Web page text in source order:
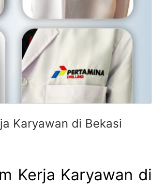
Karyawan di Bekasi
Kerja Karyawan di